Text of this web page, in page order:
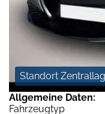
Standort
Allgemeine Daten:
Fahrzeugtyp